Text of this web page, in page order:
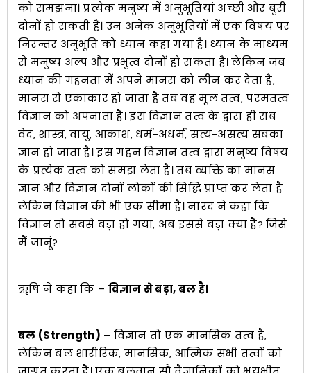
को समझना। प्रत्येक मनुष्य में अनुभूतियां अच्छी और बुरी
दोनों हो सकती हैं। उन अनेक अनुभूतियों में एक विषय पर
निरन्तर अनुभूति को ध्यान कहा गया है। ध्यान के माध्यम
से मनुष्य अल्प और प्रभुत्व दोनों हो सकता है। लेकिन जब
ध्यान की गहनता में अपने मानस को लीन कर देता है,
मानस से एकाकार हो जाता है तब वह मूल तत्व, परमतत्व
विज्ञान को अपनाता है। इस विज्ञान तत्व के द्वारा ही सब
वेद, शास्त्र, वायु, आकाश, धर्म-अधर्म, सत्य-असत्य सबका
ज्ञान हो जाता है। इस गहन विज्ञान तत्व द्वारा मनुष्य विषय
के प्रत्येक तत्व को समझ लेता है। तब व्यक्ति का मानस
ज्ञान और विज्ञान दोनों लोकों की सिद्धि प्राप्त कर लेता है
लेकिन विज्ञान की भी एक सीमा है। नारद ने कहा कि
विज्ञान तो सबसे बड़ा हो गया, अब इससे बड़ा क्या है? जिसे
मैं जानूं?
ॠषि ने कहा कि – विज्ञान से बड़ा, बल है।
बल (Strength) – विज्ञान तो एक मानसिक तत्व है,
लेकिन बल शारीरिक, मानसिक, आत्मिक सभी तत्वों को